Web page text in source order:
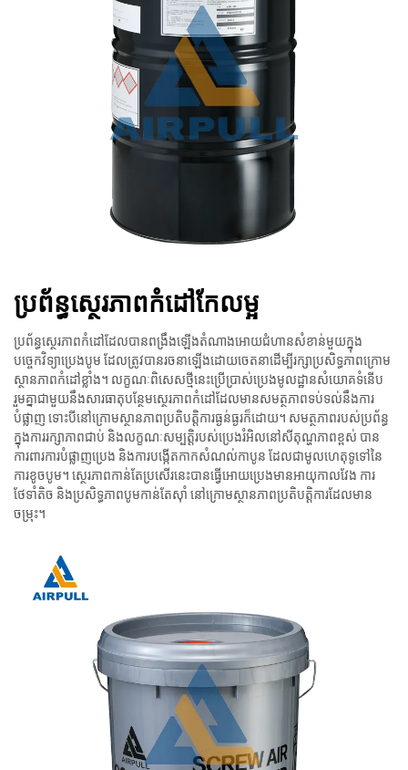
ប្រព័ន្ធស្ថេរភាពកំដៅកែលម្អ
ប្រព័ន្ធស្ថេរភាពកំដៅដែលបានពង្រឹងឡើងតំណាងអោយជំហានសំខាន់មួយក្នុង
បច្ចេកវិទ្យាប្រេងបូម ដែលត្រូវបានរចនាឡើងដោយចេតនាដើម្បីរក្សាប្រសិទ្ធភាពក្រោម
ស្ថានភាពកំដៅខ្លាំង។ លក្ខណៈពិសេសថ្មីនេះប្រើប្រាស់ប្រេងមូលដ្ឋានសំយោគទំនើប
រួមគ្នាជាមួយនឹងសារធាតុបន្ថែមស្ថេរភាពកំដៅដែលមានសមត្ថភាពទប់ទល់នឹងការ
បំផ្លាញ ទោះបីនៅក្រោមស្ថានភាពប្រតិបត្តិការធ្ងន់ធ្ងរក៏ដោយ។ សមត្ថភាពរបស់ប្រព័ន្ធ
ក្នុងការរក្សាភាពជាប់ និងលក្ខណៈសម្បត្តិរបស់ប្រេងរំអិលនៅសីតុណ្ហភាពខ្ពស់ បាន
ការពារការបំផ្លាញប្រេង និងការបង្កើតកាកសំណល់កាបូន ដែលជាមូលហេតុទូទៅនៃ
ការខូចបូម។ ស្ថេរភាពកាន់តែប្រសើរនេះបានធ្វើអោយប្រេងមានអាយុកាលវែង ការ
ថែទាំតិច និងប្រសិទ្ធភាពបូមកាន់តែស៊ាំ នៅក្រោមស្ថានភាពប្រតិបត្តិការដែលមាន
ចម្រុះ។